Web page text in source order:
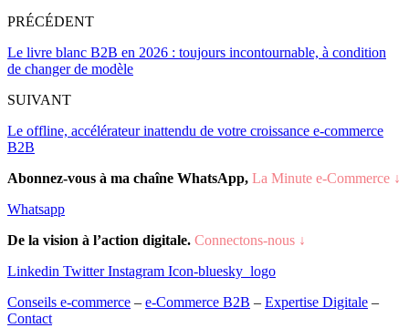
PRÉCÉDENT
Le livre blanc B2B en 2026 : toujours incontournable, à condition
de changer de modèle
SUIVANT
Le offline, accélérateur inattendu de votre croissance e-commerce
B2B
Abonnez-vous à ma chaîne WhatsApp, La Minute e-Commerce ↓
Whatsapp
De la vision à l’action digitale. Connectons-nous ↓
Linkedin Twitter Instagram Icon-bluesky_logo
Conseils e-commerce – e-Commerce B2B – Expertise Digitale –
Contact